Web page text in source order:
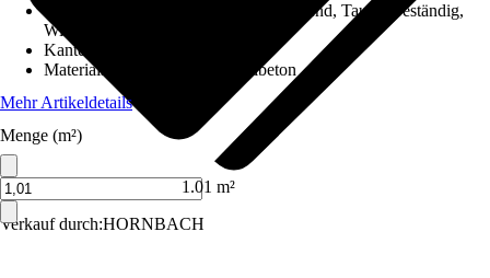
Verkauf durch:HORNBACH
Frostsicher, Rutschhemmend, Tausalzbeständig,
Witterungsbeständig
Kantenausführung
Materialspezifizierung
Normalbeton
Mehr Artikeldetails
Menge (m²)
1.01 m²